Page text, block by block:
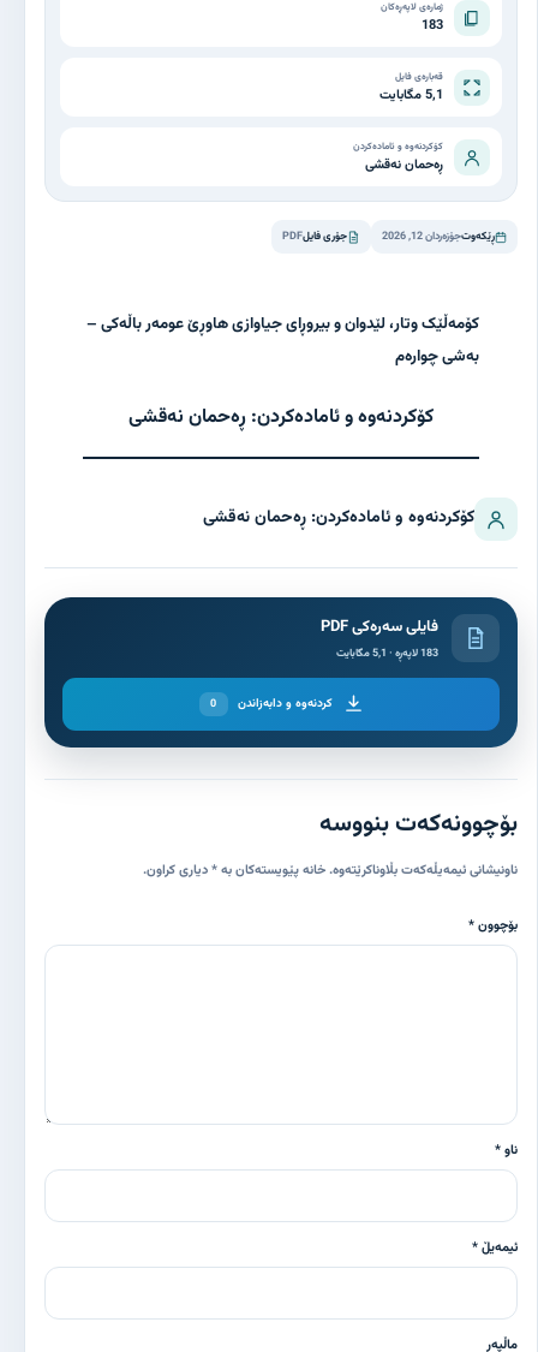
ژمارەی لاپەڕەکان
183
قەبارەی فایل
5,1 مگابایت
کۆکردنەوە و ئامادەکردن
ڕەحمان نەقشی
ڕێکەوتجۆزەردان 12, 2026 جۆری فایلPDF
کۆمەڵێک وتار، لێدوان و بیروڕای جیاوازی هاوڕێ عومەر باڵەکی –
بەشی چوارەم
کۆکردنەوە و ئامادەکردن: ڕەحمان نەقشی
کۆکردنەوە و ئامادەکردن: ڕەحمان نەقشی
فایلی سەرەکی PDF
183 لاپەڕە · 5,1 مگابایت
کردنەوە و دابەزاندن 0
بۆچوونەکەت بنووسە
ناونیشانی ئیمەیڵەکەت بڵاوناکرێتەوە. خانە پێویستەکان بە * دیاری کراون.
بۆچوون *
ناو *
ئیمەیڵ *
ماڵپەڕ